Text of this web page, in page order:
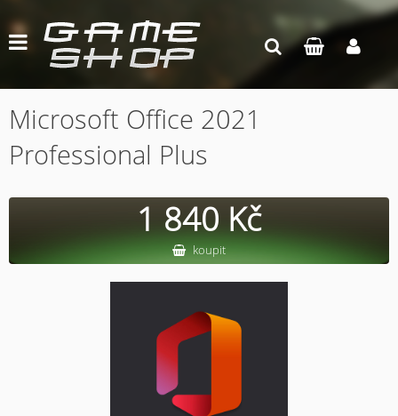
Microsoft Office 2021
Professional Plus
1 840 Kč
koupit